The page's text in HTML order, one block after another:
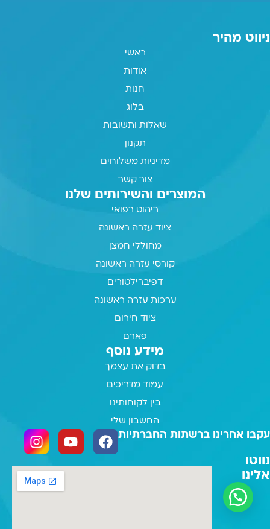
ניווט מהיר
ראשי
אודות
חנות
בלוג
שאלות ותשובות
תקנון
מדיניות משלוחים
צור קשר
המוצרים והשירותים שלנו
ריהוט רפואי
ציוד עזרה ראשונה
מחוללי חמצן
קורסי עזרה ראשונה
דפיברילטורים
ערכות עזרה ראשונה
ציוד חירום
פארם
מידע נוסף
בדוק את עצמך
עמוד מדריכים
בין לקוחותינו
החשבון שלי
עקבו אחרינו ברשתות החברתיות
נווטו
אלינו